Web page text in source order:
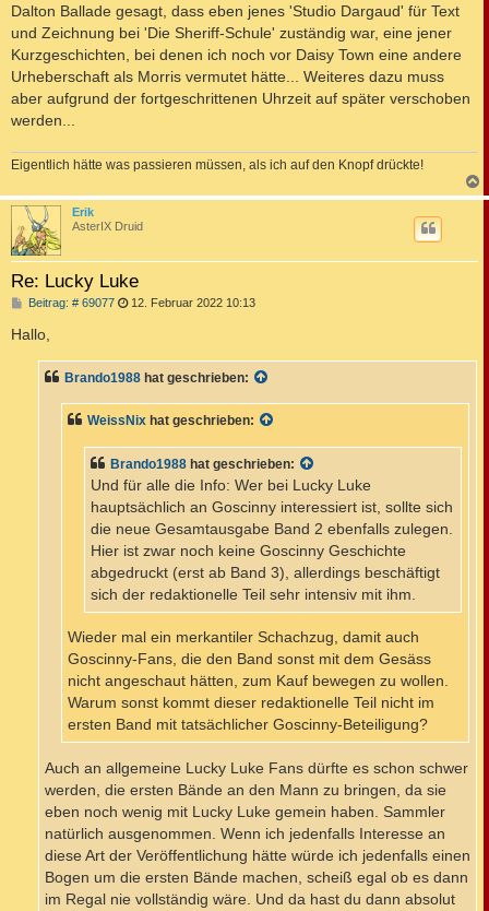
Dalton Ballade gesagt, dass eben jenes 'Studio Dargaud' für Text
und Zeichnung bei 'Die Sheriff-Schule' zuständig war, eine jener
Kurzgeschichten, bei denen ich noch vor Daisy Town eine andere
Urheberschaft als Morris vermutet hätte... Weiteres dazu muss
aber aufgrund der fortgeschrittenen Uhrzeit auf später verschoben
werden...
Eigentlich hätte was passieren müssen, als ich auf den Knopf drückte!
a
Erik
AsterIX Druid
Re: Lucky Luke
Beitrag: # 69077B
r
a
12. Februar 2022 10:13
Hallo,
Brando1988 hat geschrieben:
WeissNix hat geschrieben:
Brando1988 hat geschrieben:
Und für alle die Info: Wer bei Lucky Luke
hauptsächlich an Goscinny interessiert ist, sollte sich
die neue Gesamtausgabe Band 2 ebenfalls zulegen.
Hier ist zwar noch keine Goscinny Geschichte
abgedruckt (erst ab Band 3), allerdings beschäftigt
sich der redaktionelle Teil sehr intensiv mit ihm.
Wieder mal ein merkantiler Schachzug, damit auch
Goscinny-Fans, die den Band sonst mit dem Gesäss
nicht angeschaut hätten, zum Kauf bewegen zu wollen.
Warum sonst kommt dieser redaktionelle Teil nicht im
ersten Band mit tatsächlicher Goscinny-Beteiligung?
Auch an allgemeine Lucky Luke Fans dürfte es schon schwer
werden, die ersten Bände an den Mann zu bringen, da sie
eben noch wenig mit Lucky Luke gemein haben. Sammler
natürlich ausgenommen. Wenn ich jedenfalls Interesse an
diese Art der Veröffentlichung hätte würde ich jedenfalls einen
Bogen um die ersten Bände machen, scheiß egal ob es dann
im Regal nie vollständig wäre. Und da hast du dann absolut